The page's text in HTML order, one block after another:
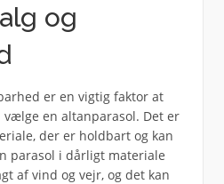
og
er en vigtig faktor at
vælge en altanparasol. Det er
der er holdbart og kan
parasol i dårligt materiale
af vind og vejr, og det kan